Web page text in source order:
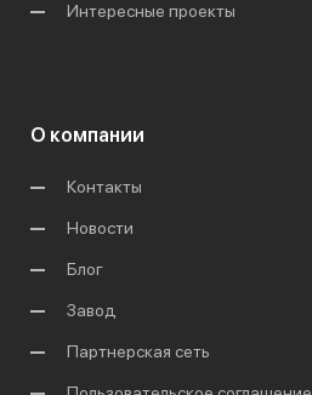
Интересные проекты
О компании
Контакты
Новости
Блог
Завод
Партнерская сеть